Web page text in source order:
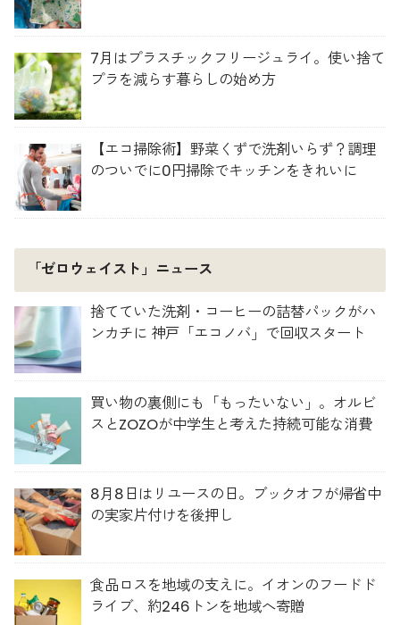
7月はプラスチックフリージュライ。使い捨て
プラを減らす暮らしの始め方
【エコ掃除術】野菜くずで洗剤いらず？調理
のついでに0円掃除でキッチンをきれいに
「ゼロウェイスト」ニュース
捨てていた洗剤・コーヒーの詰替パックがハ
ンカチに 神戸「エコノバ」で回収スタート
買い物の裏側にも「もったいない」。オルビ
スとZOZOが中学生と考えた持続可能な消費
8月8日はリユースの日。ブックオフが帰省中
の実家片付けを後押し
食品ロスを地域の支えに。イオンのフードド
ライブ、約246トンを地域へ寄贈